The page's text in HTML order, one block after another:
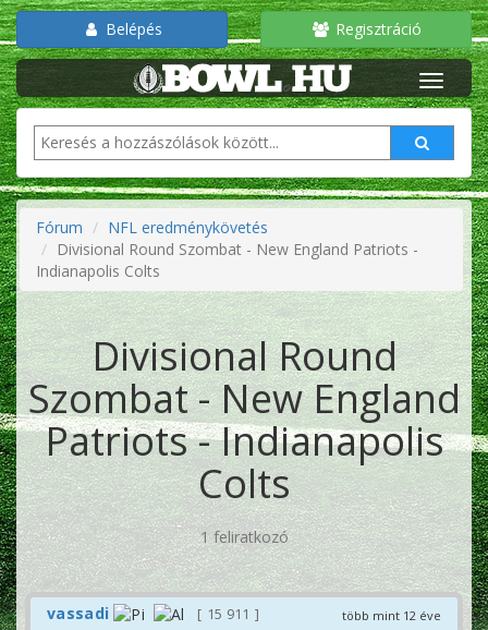
Belépés Regisztráció
Fórum
NFL eredménykövetés
Divisional Round Szombat - New England Patriots -
Indianapolis Colts
Divisional Round
Szombat - New England
Patriots - Indianapolis
Colts
1 feliratkozó
több mint 12 éve
vassadi 15 911